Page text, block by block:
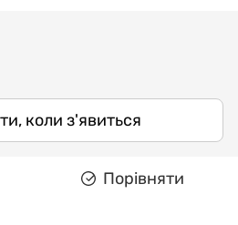
коли з'явиться
Порівняти